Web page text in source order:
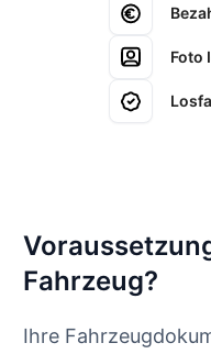
Foto
Fahrzeug?
Ihre